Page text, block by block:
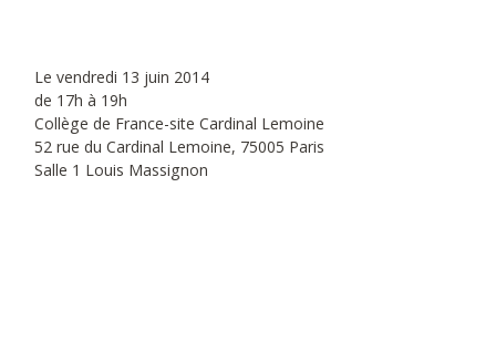
Le vendredi 13 juin 2014
de 17h à 19h
Collège de France-site Cardinal Lemoine
52 rue du Cardinal Lemoine, 75005 Paris
Salle 1 Louis Massignon